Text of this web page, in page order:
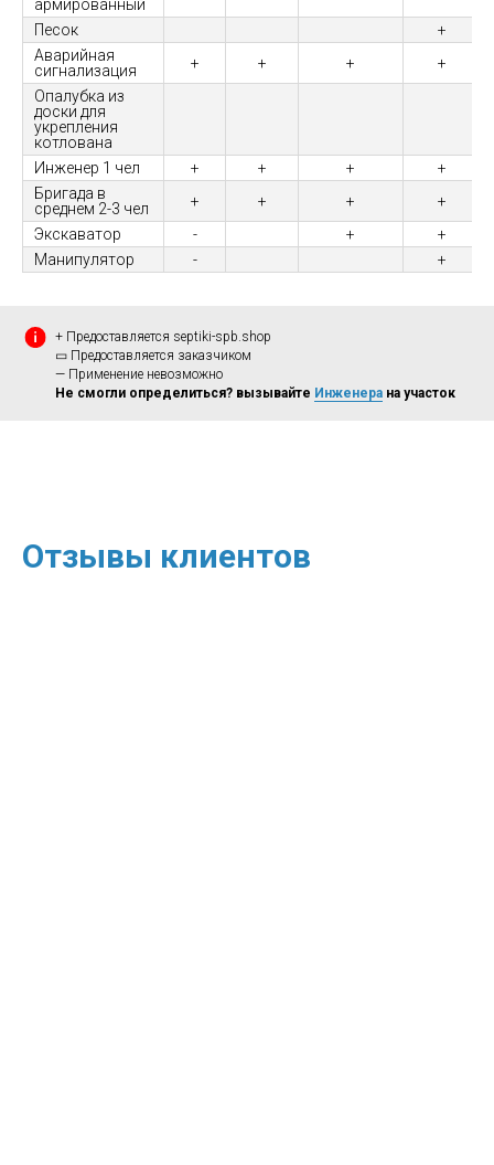
армированный
Песок
+
Аварийная
сигнализация
+ + +
+
Опалубка из
доски для
укрепления
котлована
Инженер 1 чел
+ + +
+
Бригада в
среднем 2-3 чел
+ + +
+
Экскаватор
- +
+
Манипулятор
- +
+ Предоставляется septiki-spb.shop
▭ Предоставляется заказчиком
— Применение невозможно
Не смогли определиться? вызывайте Инженера на участок
Отзывы клиентов